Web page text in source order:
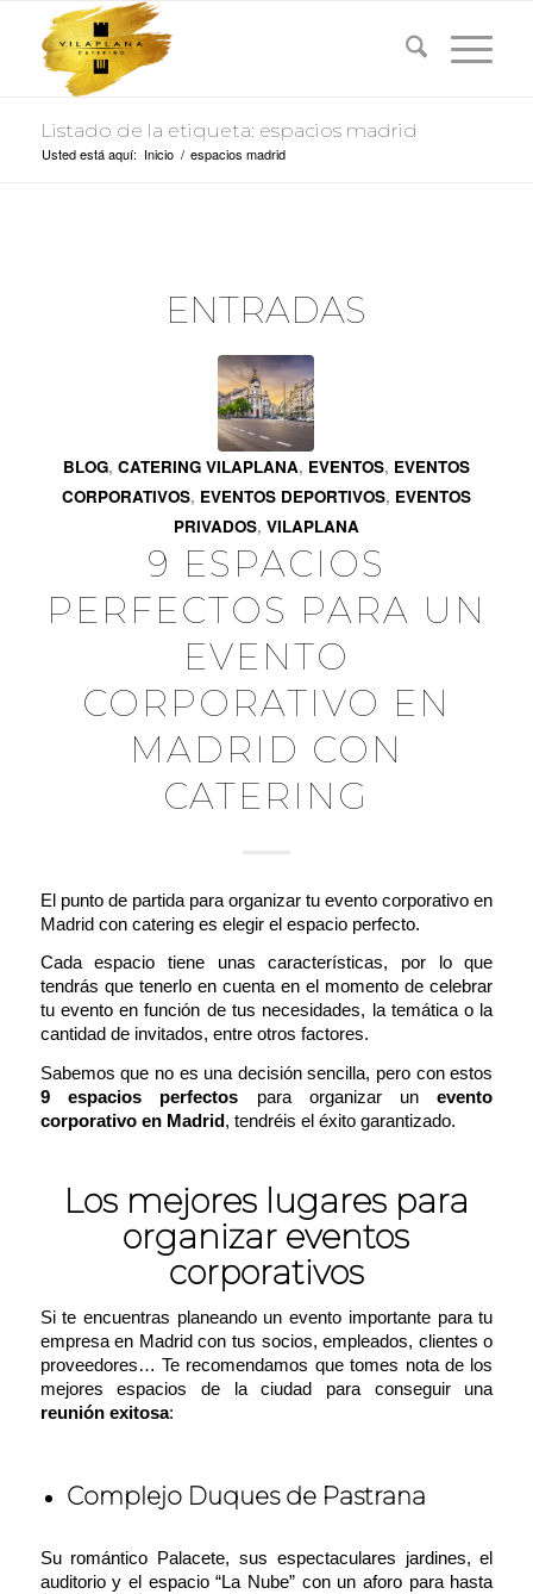
Listado de la etiqueta: espacios madrid
Usted está aquí: Inicio / espacios madrid
ENTRADAS
BLOG, CATERING VILAPLANA, EVENTOS, EVENTOS
CORPORATIVOS, EVENTOS DEPORTIVOS, EVENTOS
PRIVADOS, VILAPLANA
9 ESPACIOS
PERFECTOS PARA UN
EVENTO
CORPORATIVO EN
MADRID CON
CATERING
El punto de partida para organizar tu evento corporativo en
Madrid con catering es elegir el espacio perfecto.
Cada espacio tiene unas características, por lo que
tendrás que tenerlo en cuenta en el momento de celebrar
tu evento en función de tus necesidades, la temática o la
cantidad de invitados, entre otros factores.
Sabemos que no es una decisión sencilla, pero con estos
9 espacios perfectos para organizar unevento
corporativo en Madrid, tendréis el éxito garantizado.
Los mejores lugares para
organizar eventos
corporativos
Si te encuentras planeando un evento importante para tu
empresa en Madrid con tus socios, empleados, clientes o
proveedores… Te recomendamos que tomes nota de los
mejores espacios de la ciudad para conseguir una
reunión exitosa:
Complejo Duques de Pastrana
Su romántico Palacete, sus espectaculares jardines, el
auditorio y el espacio “La Nube” con un aforo para hasta